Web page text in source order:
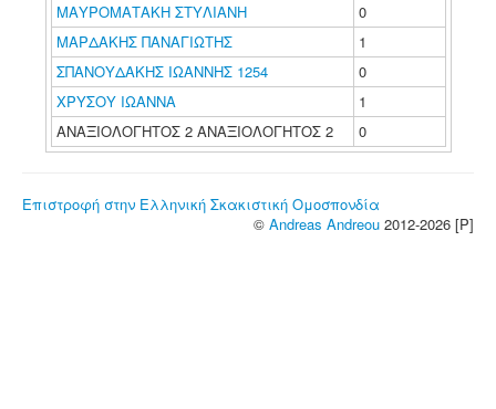
ΜΑΥΡΟΜΑΤΑΚΗ ΣΤΥΛΙΑΝΗ
0
ΜΑΡΔΑΚΗΣ ΠΑΝΑΓΙΩΤΗΣ
1
ΣΠΑΝΟΥΔΑΚΗΣ ΙΩΑΝΝΗΣ 1254
0
ΧΡΥΣΟΥ ΙΩΑΝΝΑ
1
ΑΝΑΞΙΟΛΟΓΗΤΟΣ 2 ΑΝΑΞΙΟΛΟΓΗΤΟΣ 2
0
Επιστροφή στην Ελληνική Σκακιστική Ομοσπονδία
© Andreas Andreou 2012-2026 [P]